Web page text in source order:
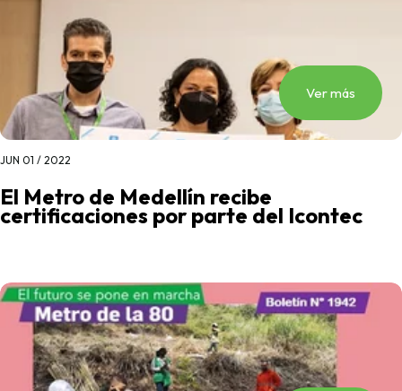
Ver más
JUN 01 / 2022
El Metro de Medellín recibe
certificaciones por parte del Icontec